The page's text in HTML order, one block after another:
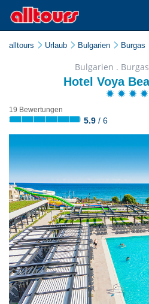
alltours Urlaub Bulgarien Burgas
Bulgarien .
Hotel Voya
19 Bewertungen
5.9 / 6